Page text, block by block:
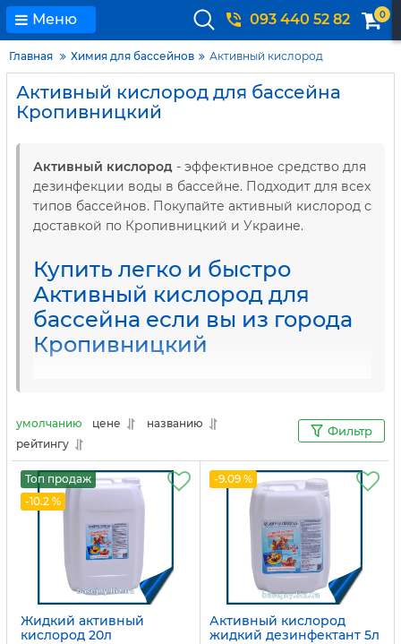
Меню 093 440 52 82 0
Главная Химия для бассейнов Активный кислород
Активный кислород для бассейна
Кропивницкий
Активный кислород - эффективное средство для
дезинфекции воды в бассейне. Подходит для всех
типов бассейнов. Покупайте активный кислород с
доставкой по Кропивницкий и Украине.
Купить легко и быстро
Активный кислород для
бассейна если вы из города
Кропивницкий
умолчанию цене
названию
рейтингу
Фильтр
Топ продаж
-10.2 %
Жидкий активный
кислород 20л
-9.09 %
Активный кислород
жидкий дезинфектант 5л